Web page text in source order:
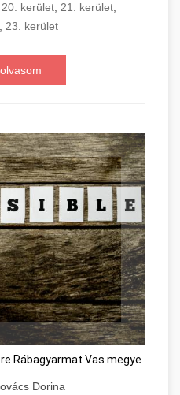
20. kerület, 21. kerület,
, 23. kerület
Rábagyarmat Vas megye
Dorina